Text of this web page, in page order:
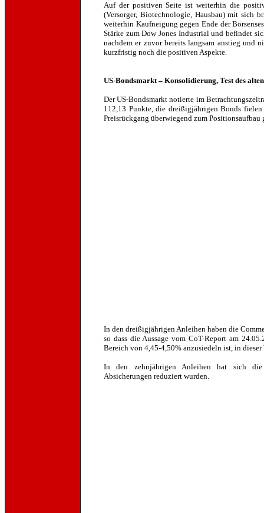
Auf der positiven Seite ist weiterhin die
(Versorger, Biotechnologie, Hausbau) mit sich
weiterhin Kaufneigung gegen Ende der
Stärke zum Dow Jones Industrial und befindet
nachdem er zuvor bereits langsam anstieg und
kurzfristig noch die positiven Aspekte.
US-Bondsmarkt – Konsolidierung, Test des
Der US-Bondsmarkt notierte im
112,13 Punkte, die dreißigjährigen Bonds
Preisrückgang überwiegend zum Positionsaufbau
In den dreißigjährigen Anleihen haben die
so dass die Aussage vom CoT-Report am
Bereich von 4,45-4,50% anzusiedeln ist, in
In den zehnjährigen Anleihen hat sich die
Absicherungen reduziert wurden.